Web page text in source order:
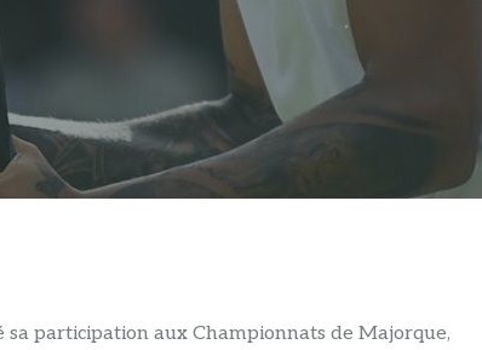
sa participation aux Championnats de Majorque,